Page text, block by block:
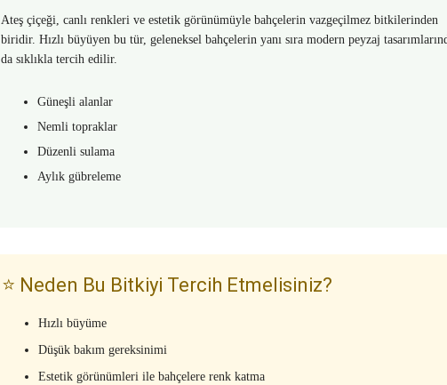
Ateş çiçeği, canlı renkleri ve estetik görünümüyle bahçelerin vazgeçilmez bitkilerinden
biridir. Hızlı büyüyen bu tür, geleneksel bahçelerin yanı sıra modern peyzaj
da sıklıkla tercih edilir.
Güneşli alanlar
Nemli topraklar
Düzenli sulama
Aylık gübreleme
⭐ Neden Bu Bitkiyi Tercih Etmelisiniz?
Hızlı büyüme
Düşük bakım gereksinimi
Estetik görünümleri ile bahçelere renk katma